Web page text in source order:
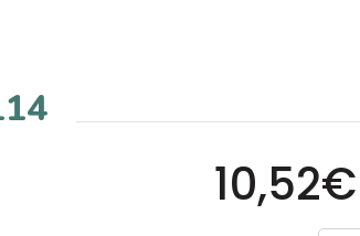
10,52€